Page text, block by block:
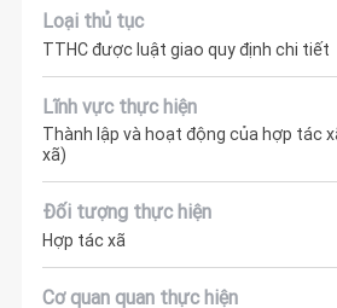
Loại thủ tục
TTHC được luật giao quy định chi tiết
Lĩnh vực thực hiện
Thành lập và hoạt động của hợp tác
xã)
Đối tượng thực hiện
Hợp tác xã
Cơ quan quan thực hiện